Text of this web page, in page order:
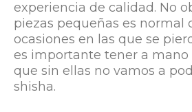
experiencia de calidad. No
piezas pequeñas es normal
ocasiones en las que se
es importante tener a mano
que sin ellas no vamos a
shisha.